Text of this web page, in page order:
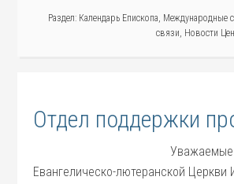
Раздел: Календарь Епископа, Международные
связи, Новости
Отдел поддержки
Уважаемые
Евангелическо-лютеранской Церкви